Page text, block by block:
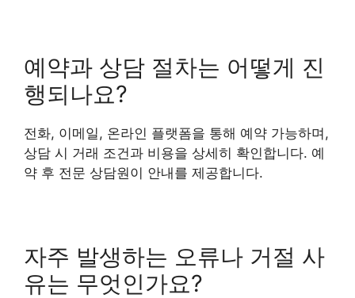
예약과 상담 절차는 어떻게 진
행되나요?
전화, 이메일, 온라인 플랫폼을 통해 예약 가능하며,
상담 시 거래 조건과 비용을 상세히 확인합니다. 예
약 후 전문 상담원이 안내를 제공합니다.
자주 발생하는 오류나 거절 사
유는 무엇인가요?